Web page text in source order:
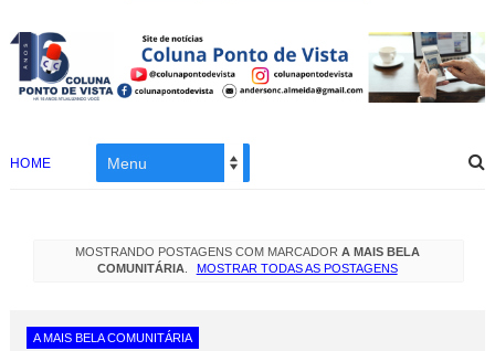
HOME
MOSTRANDO POSTAGENS COM MARCADOR A MAIS BELA
COMUNITÁRIA
MOSTRAR TODAS AS POSTAGENS
A MAIS BELA COMUNITÁRIA